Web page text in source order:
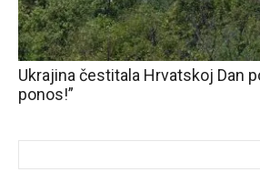
Ukrajina čestitala Hrvatskoj Dan
ponos!”